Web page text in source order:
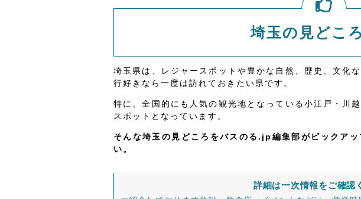
埼玉の見どこ
埼玉県は、レジャースポットや豊かな自然、歴史、文化
行好きなら一度は訪れておきたい県です。
特に、全国的にも人気の観光地となっている小江戸・川
スポットとなっています。
そんな埼玉の見どころをバスのる.jp編集部がピックア
い。
詳細は一次情報をご確認